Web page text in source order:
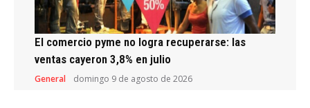
El comercio pyme no logra recuperarse: las
ventas cayeron 3,8% en julio
General domingo 9 de agosto de 2026